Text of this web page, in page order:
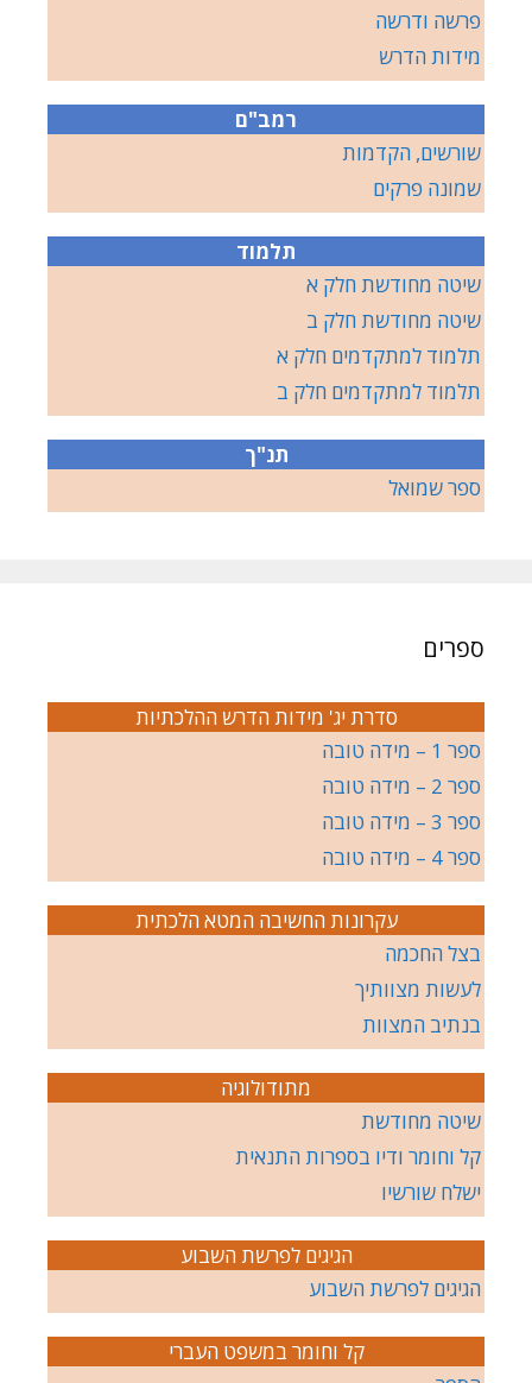
פרשה ודרשה
מידות הדרש
רמב"ם
שורשים, הקדמות
שמונה פרקים
תלמוד
שיטה מחודשת חלק א
שיטה מחודשת חלק ב
תלמוד למתקדמים חלק א
תלמוד למתקדמים חלק ב
תנ"ך
ספר שמואל
ספרים
סדרת יג' מידות הדרש ההלכתיות
ספר 1 – מידה טובה
ספר 2 – מידה טובה
ספר 3 – מידה טובה
ספר 4 – מידה טובה
עקרונות החשיבה המטא הלכתית
בצל החכמה
לעשות מצוותיך
בנתיב המצוות
מתודולוגיה
שיטה מחודשת
קל וחומר ודיו בספרות התנאית
ישלח שורשיו
הגיגים לפרשת השבוע
הגיגים לפרשת השבוע
קל וחומר במשפט העברי